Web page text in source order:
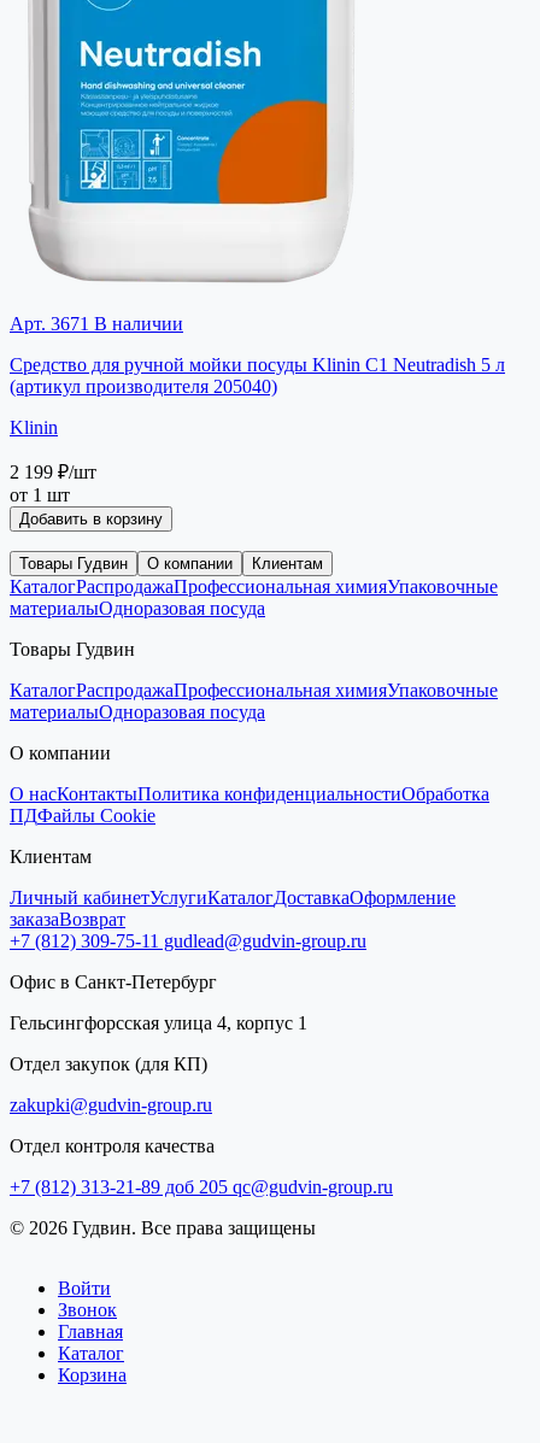
Арт. 3671 В наличии
Средство для ручной мойки посуды Klinin C1 Neutradish 5 л
(артикул производителя 205040)
Klinin
2 199 ₽/шт
от 1 шт
Добавить в корзину
Товары Гудвин О компании Клиентам
КаталогРаспродажаПрофессиональная химияУпаковочные
материалыОдноразовая посуда
Товары Гудвин
КаталогРаспродажаПрофессиональная химияУпаковочные
материалыОдноразовая посуда
О компании
О насКонтактыПолитика конфиденциальностиОбработка
ПДФайлы Cookie
Клиентам
Личный кабинетУслугиКаталогДоставкаОформление
заказаВозврат
+7 (812) 309-75-11 gudlead@gudvin-group.ru
Офис в Санкт-Петербург
Гельсингфорсская улица 4, корпус 1
Отдел закупок (для КП)
zakupki@gudvin-group.ru
Отдел контроля качества
+7 (812) 313-21-89 доб 205 qc@gudvin-group.ru
© 2026 Гудвин. Все права защищены
Войти
Звонок
Главная
Каталог
Корзина